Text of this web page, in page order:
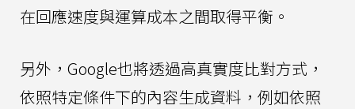
在回應速度與運算成本之間取得平衡。
另外，Google也將透過高真實度比對方式，
依照特定條件下的內容生成資料，例如依照